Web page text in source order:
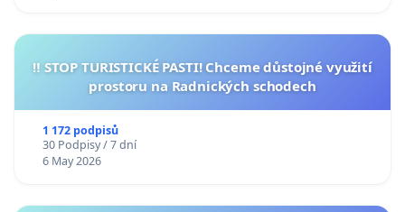
‼️ STOP TURISTICKÉ PASTI! Chceme důstojné využití
prostoru na Radnických schodech
1 172 podpisů
30 Podpisy / 7 dní
6 May 2026